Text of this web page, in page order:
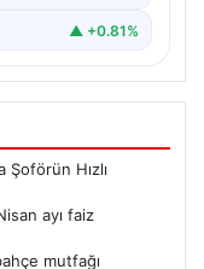
▲ +0.81%
Şoförün Hızlı
ayı faiz
mutfağı